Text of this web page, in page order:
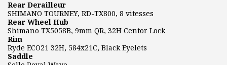
Rear Derailleur
SHIMANO TOURNEY, RD-TX800, 8 vitesses
Rear Wheel Hub
Shimano TX5058B, 9mm QR, 32H Centor Lock
Rim
Ryde ECO21 32H, 584x21C, Black Eyelets
Saddle